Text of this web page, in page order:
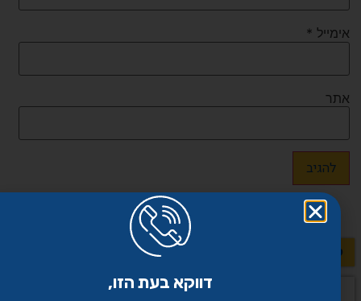
אימייל *
אתר
לשאלות נוספות >>
דווקא בעת הזו,